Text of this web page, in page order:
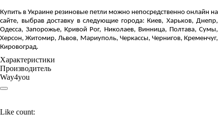
Купить в Украине резиновые петли можно непосредственно онлайн на
сайте, выбрав доставку в следующие города: Киев, Харьков, Днепр,
Одесса, Запорожье, Кривой Рог, Николаев, Винница, Полтава, Сумы,
Херсон, Житомир, Львов, Мариуполь, Черкассы, Чернигов, Кременчуг,
Кировоград.
Характеристики
Производитель
Way4you
Like count: